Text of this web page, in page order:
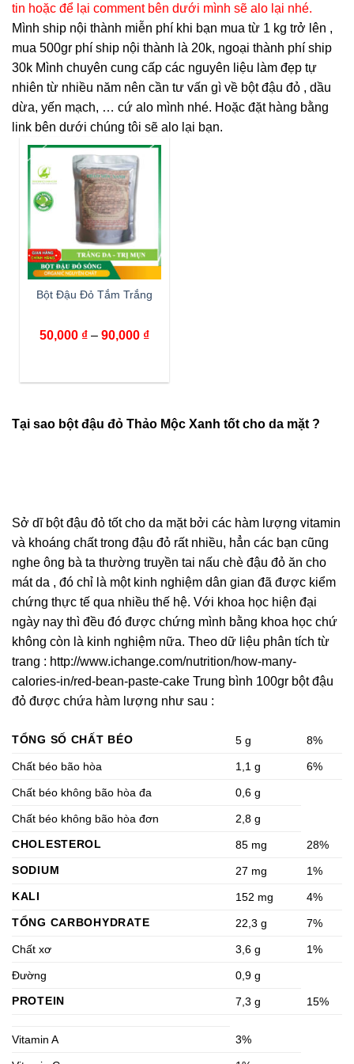
tin hoặc để lại comment bên dưới mình sẽ alo lại nhé.
Mình ship nội thành miễn phí khi bạn mua từ 1 kg trở lên ,
mua 500gr phí ship nội thành là 20k, ngoại thành phí ship
30k Mình chuyên cung cấp các nguyên liệu làm đẹp tự
nhiên từ nhiều năm nên cần tư vấn gì về bột đậu đỏ , dầu
dừa, yến mạch, … cứ alo mình nhé. Hoặc đặt hàng bằng
link bên dưới chúng tôi sẽ alo lại bạn.
Bột Đậu Đỏ Tắm Trắng
50,000 ₫ – 90,000 ₫
Tại sao bột đậu đỏ Thảo Mộc Xanh tốt cho da mặt ?
Sở dĩ bột đậu đỏ tốt cho da mặt bởi các hàm lượng vitamin
và khoáng chất trong đậu đỏ rất nhiều, hẳn các bạn cũng
nghe ông bà ta thường truyền tai nấu chè đậu đỏ ăn cho
mát da , đó chỉ là một kinh nghiệm dân gian đã được kiểm
chứng thực tế qua nhiều thế hệ. Với khoa học hiện đại
ngày nay thì đều đó được chứng mình bằng khoa học chứ
không còn là kinh nghiệm nữa. Theo dữ liệu phân tích từ
trang : http://www.ichange.com/nutrition/how-many-
calories-in/red-bean-paste-cake Trung bình 100gr bột đậu
đỏ được chứa hàm lượng như sau :
TỔNG SỐ CHẤT BÉO 5 g 8%
Chất béo bão hòa 1,1 g 6%
Chất béo không bão hòa đa 0,6 g
Chất béo không bão hòa đơn
2,8 g
CHOLESTEROL
85 mg
28%
SODIUM
27 mg
1%
KALI
152 mg
4%
TỔNG CARBOHYDRATE
22,3 g 7%
Chất xơ 3,6 g 1%
Đường
0,9 g
PROTEIN
7,3 g 15%
Vitamin A 3%